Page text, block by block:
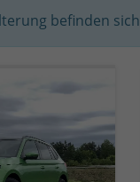
befinden sich